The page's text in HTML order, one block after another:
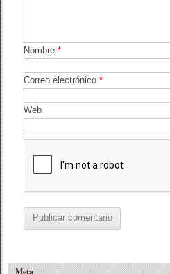
Nombre*
Correo electrónico*
Web